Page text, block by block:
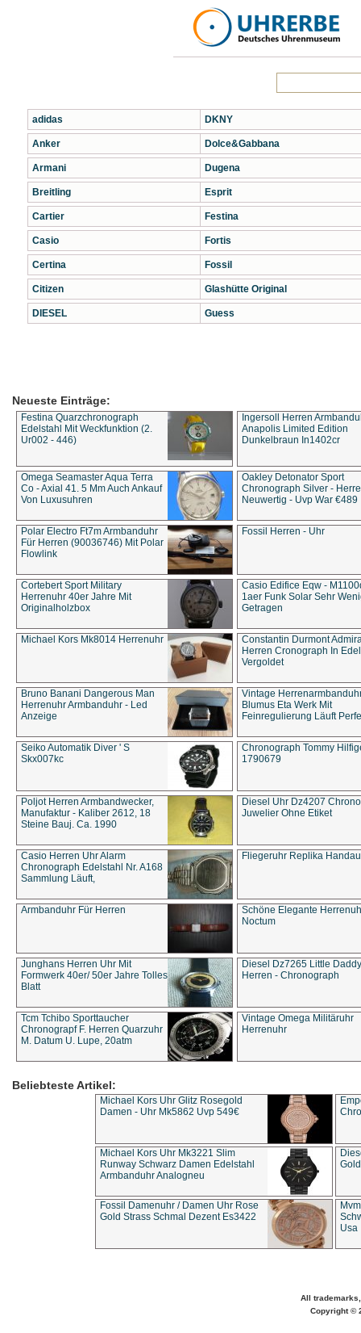
adidas
Anker
Armani
Breitling
Cartier
Casio
Certina
Citizen
DIESEL
DKNY
Dolce&Gabbana
Dugena
Esprit
Festina
Fortis
Fossil
Glashütte Original
Guess
Neueste Einträge:
Festina Quarzchronograph
Edelstahl Mit Weckfunktion (2.
Ur002 - 446)
Ingersoll Herren
Anapolis Limited Edition
Dunkelbraun In1402cr
Omega Seamaster Aqua Terra
Co - Axial 41. 5 Mm Auch Ankauf
Von Luxusuhren
Oakley Detonator Sport
Chronograph Silver -
Neuwertig - Uvp War €489
Polar Electro Ft7m Armbanduhr
Für Herren (90036746) Mit Polar
Flowlink
Fossil Herren - Uhr
Cortebert Sport Military
Herrenuhr 40er Jahre Mit
Originalholzbox
Casio Edifice Eqw -
1aer Funk Solar Sehr
Getragen
Michael Kors Mk8014 Herrenuhr
Constantin Durmont
Herren Cronograph In
Vergoldet
Bruno Banani Dangerous Man
Herrenuhr Armbanduhr - Led
Anzeige
Vintage
Blumus Eta Werk Mit
Feinregulierung Läuft
Seiko Automatik Diver ' S
Skx007kc
Chronograph Tommy
1790679
Poljot Herren Armbandwecker,
Manufaktur - Kaliber 2612, 18
Steine Bauj. Ca. 1990
Diesel Uhr Dz4207
Juwelier Ohne Etiket
Casio Herren Uhr Alarm
Chronograph Edelstahl Nr. A168
Sammlung Läuft,
Fliegeruhr Replika
Armbanduhr Für Herren
Schöne Elegante
Noctum
Junghans Herren Uhr Mit
Formwerk 40er/ 50er Jahre Tolles
Blatt
Diesel Dz7265 Little Daddy
Herren - Chronograph
Tcm Tchibo Sporttaucher
Chronograpf F. Herren Quarzuhr
M. Datum U. Lupe, 20atm
Vintage Omega Militäruhr
Herrenuhr
Beliebteste Artikel:
Michael Kors Uhr Glitz Rosegold
Damen - Uhr Mk5862 Uvp 549€
Michael Kors Uhr Mk3221 Slim
Runway Schwarz Damen Edelstahl
Armbanduhr Analogneu
Fossil Damenuhr / Damen Uhr Rose
Gold Strass Schmal Dezent Es3422
Usa
All
Copyright ©